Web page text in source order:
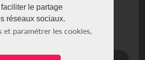
le partage
réseaux sociaux.
et paramétrer les cookies,
notre newsletter